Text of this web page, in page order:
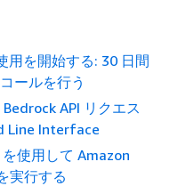
用を開始する: 30 日間
ールを行う
API リクエス
Line Interface
使用して Amazon
実行する